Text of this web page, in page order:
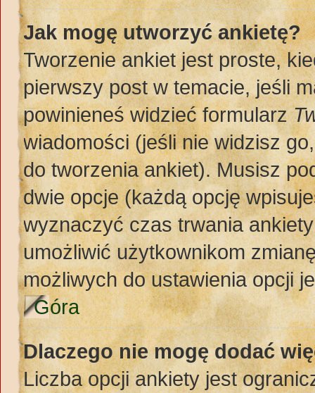
Jak mogę utworzyć ankietę?
Tworzenie ankiet jest proste,
pierwszy post w temacie, jeśli
powinieneś widzieć formularz
wiadomości (jeśli nie widzisz
do tworzenia ankiet). Musisz
dwie opcje (każdą opcję
wyznaczyć czas trwania
umożliwić użytkownikom
możliwych do ustawienia opcji
Góra
Dlaczego nie mogę dodać
Liczba opcji ankiety jest